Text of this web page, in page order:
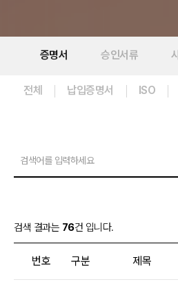
증명서 승인서류
전체 납입증명서 ISO
검색 결과는 76건 입니다.
번호 구분 제목